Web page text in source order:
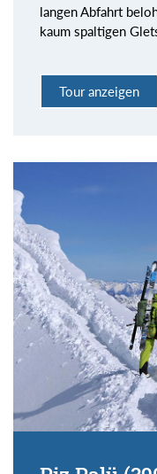
langen Abfahrt
kaum spaltigen
Tour anzeigen